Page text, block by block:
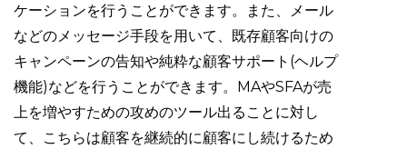
ケーションを行うことができます。また、メール
などのメッセージ手段を用いて、既存顧客向けの
キャンペーンの告知や純粋な顧客サポート(ヘルプ
機能)などを行うことができます。MAやSFAが売
上を増やすための攻めのツール出ることに対し
て、こちらは顧客を継続的に顧客にし続けるため